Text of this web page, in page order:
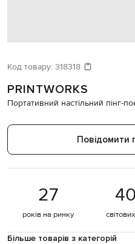
Код товару: 318318
PRINTWORKS
Портативний настільний пінг-
Повідомити
27
років на ринку
Більше товарів з категорій